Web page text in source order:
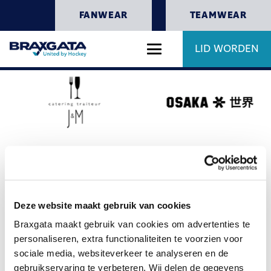
Deze website maakt gebruik van cookies
Braxgata maakt gebruik van cookies om advertenties te
personaliseren, extra functionaliteiten te voorzien voor
sociale media, websiteverkeer te analyseren en de
gebruikservaring te verbeteren. Wij delen de gegevens
FANWEAR TEAMWEAR
LID WORDEN